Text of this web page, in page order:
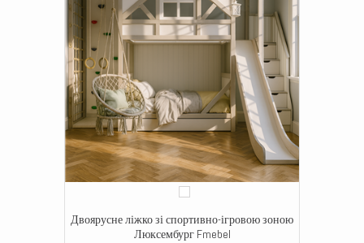
Двоярусне ліжко зі спортивно-ігровою зоною
Люксембург Fmebel